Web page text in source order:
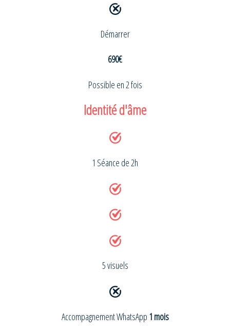
Démarrer
690€
Possible en 2 fois
Identité d'âme
1 Séance de 2h
5 visuels
Accompagnement WhatsApp 1 mois